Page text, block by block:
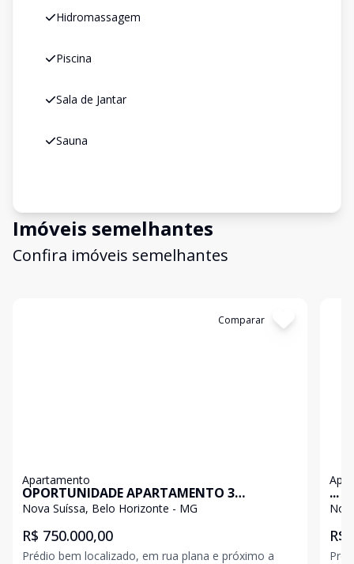
Hidromassagem
Piscina
Sala de Jantar
Sauna
Imóveis semelhantes
Confira imóveis semelhantes
Comparar
Apartamento
OPORTUNIDADE APARTAMENTO 3
QUARTOS 1 SUÍTE 1 VAGA BEM LOCALIZADO
Nova Suíssa, Belo Horizonte - MG
R$ 750.000,00
Prédio bem localizado, em rua plana e próximo a
...
R$